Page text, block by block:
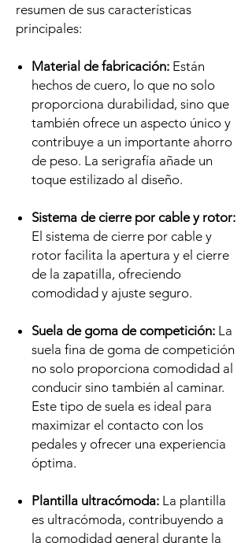
resumen de sus características
principales:
Material de fabricación: Están
hechos de cuero, lo que no solo
proporciona durabilidad, sino que
también ofrece un aspecto único y
contribuye a un importante ahorro
de peso. La serigrafía añade un
toque estilizado al diseño.
Sistema de cierre por cable y rotor:
El sistema de cierre por cable y
rotor facilita la apertura y el cierre
de la zapatilla, ofreciendo
comodidad y ajuste seguro.
Suela de goma de competición: La
suela fina de goma de competición
no solo proporciona comodidad al
conducir sino también al caminar.
Este tipo de suela es ideal para
maximizar el contacto con los
pedales y ofrecer una experiencia
óptima.
Plantilla ultracómoda: La plantilla
es ultracómoda, contribuyendo a
la comodidad general durante la